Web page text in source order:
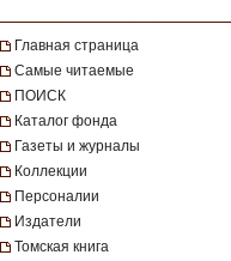
Главная страница
Самые читаемые
ПОИСК
Каталог фонда
Газеты и журналы
Коллекции
Персоналии
Издатели
Томская книга